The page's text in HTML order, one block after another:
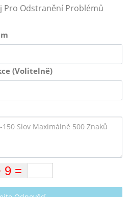
Pro Odstranění Problémů
(Volitelně)